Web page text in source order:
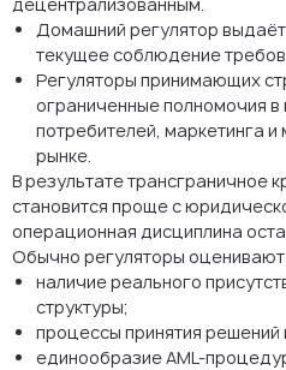
Домашний регулятор
текущее соблюдение
Регуляторы принимающих
ограниченные полномочия
потребителей, маркетинга
рынке.
В результате трансграничное
становится проще с
операционная дисциплина
Обычно регуляторы
наличие реального
структуры;
процессы принятия решений
единообразие AML-